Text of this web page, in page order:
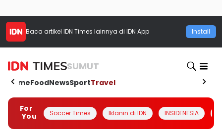
Baca artikel IDN Times lainnya di IDN App Install
SUMUT
HomeFoodNewsSportTravel
For
You
Soccer Times Iklanin di IDN INSIDENESIA